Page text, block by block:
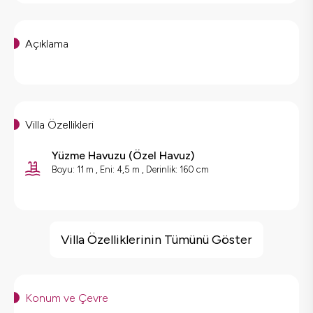
Açıklama
Villa Özellikleri
Yüzme Havuzu (Özel Havuz)
Boyu: 11 m , Eni: 4,5 m , Derinlik: 160 cm
Barbekü
Saç Kurutma Makinası
Villa Özelliklerinin Tümünü Göster
Konum ve Çevre